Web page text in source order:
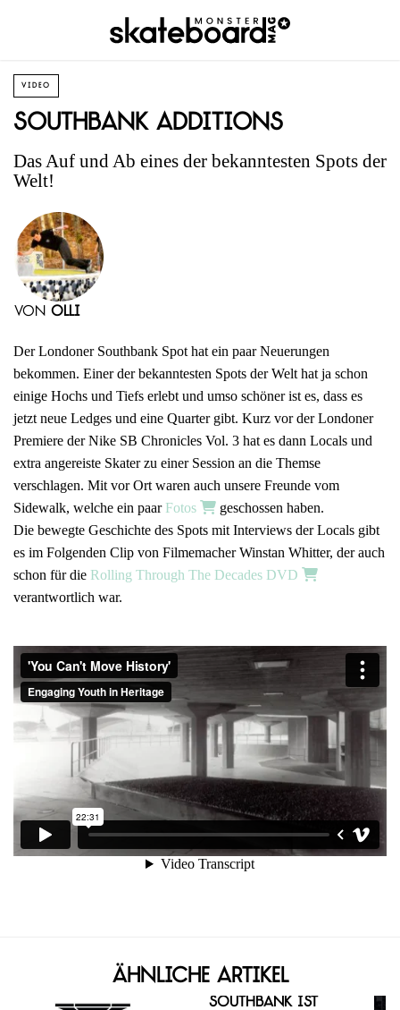
VIDEO
Southbank Additions
Das Auf und Ab eines der bekanntesten Spots der
Welt!
von Olli
Der Londoner Southbank Spot hat ein paar Neuerungen
bekommen. Einer der bekanntesten Spots der Welt hat ja schon
einige Hochs und Tiefs erlebt und umso schöner ist es, dass es
jetzt neue Ledges und eine Quarter gibt. Kurz vor der Londoner
Premiere der Nike SB Chronicles Vol. 3 hat es dann Locals und
extra angereiste Skater zu einer Session an die Themse
verschlagen. Mit vor Ort waren auch unsere Freunde vom
Sidewalk, welche ein paar Fotos
geschossen haben.
Die bewegte Geschichte des Spots mit Interviews der Locals gibt
es im Folgenden Clip von Filmemacher Winstan Whitter, der auch
schon für die Rolling Through The Decades DVD
verantwortlich war.
Ähnliche Artikel
Southbank ist